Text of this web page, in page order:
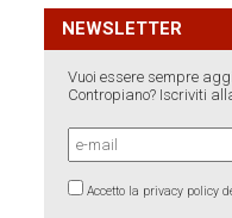
NEWSLETTER
Vuoi essere sempre
Contropiano? Iscriviti
Accetto la privacy policy